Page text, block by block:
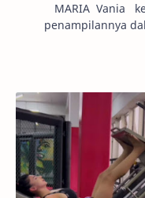
MARIA Vania
penampilannya